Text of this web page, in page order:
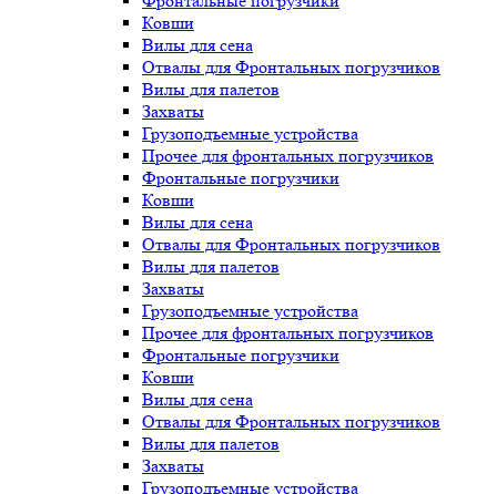
Ковши
Вилы для сена
Отвалы для Фронтальных погрузчиков
Вилы для палетов
Захваты
Грузоподъемные устройства
Прочее для фронтальных погрузчиков
Фронтальные погрузчики
Ковши
Вилы для сена
Отвалы для Фронтальных погрузчиков
Вилы для палетов
Захваты
Грузоподъемные устройства
Прочее для фронтальных погрузчиков
Фронтальные погрузчики
Ковши
Вилы для сена
Отвалы для Фронтальных погрузчиков
Вилы для палетов
Захваты
Грузоподъемные устройства